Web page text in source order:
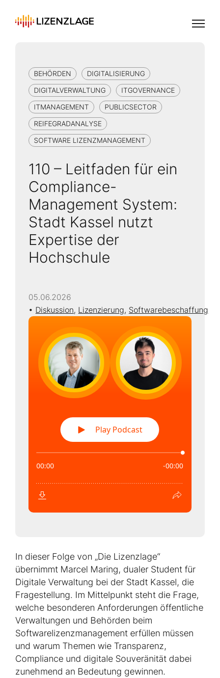
BEHÖRDEN
DIGITALISIERUNG
DIGITALVERWALTUNG
ITGOVERNANCE
ITMANAGEMENT
PUBLICSECTOR
REIFEGRADANALYSE
SOFTWARE LIZENZMANAGEMENT
110 – Leitfaden für ein
Compliance-
Management System:
Stadt Kassel nutzt
Expertise der
Hochschule
05.06.2026
Diskussion, Lizenzierung, Softwarebeschaffung
In dieser Folge von „Die Lizenzlage“
übernimmt Marcel Maring, dualer Student für
Digitale Verwaltung bei der Stadt Kassel, die
Fragestellung. Im Mittelpunkt steht die Frage,
welche besonderen Anforderungen öffentliche
Verwaltungen und Behörden beim
Softwarelizenzmanagement erfüllen müssen
und warum Themen wie Transparenz,
Compliance und digitale Souveränität dabei
zunehmend an Bedeutung gewinnen.